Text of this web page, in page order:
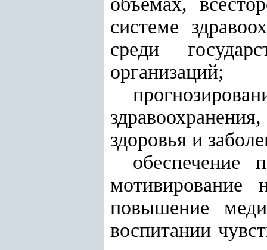
системе
среди
организаций;
здоровья и
обеспечение
мотивирование
повышение
воспитании